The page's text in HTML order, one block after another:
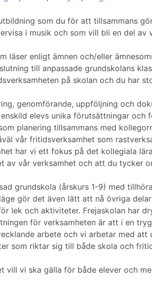
som du för att tillsammans
i musik och som vill bli en del av
läser enligt ämnen och/eller
till anpassade grundskolans
på skolan och du har
genomförande, uppföljning och
elevs unika förutsättningar
planering tillsammans med
vår fritidsverksamhet som
har vi ett fokus på det kollegiala
vår verksamhet och att du tycker
grundskola (årskurs 1-9) med
gör det även lätt att nå övriga
lek och aktiviteter. Frejaskolan har
för verksamheten är att i en
arbete och vi arbetar med
som riktar sig till både skola och
vill vi ska gälla för både elever och